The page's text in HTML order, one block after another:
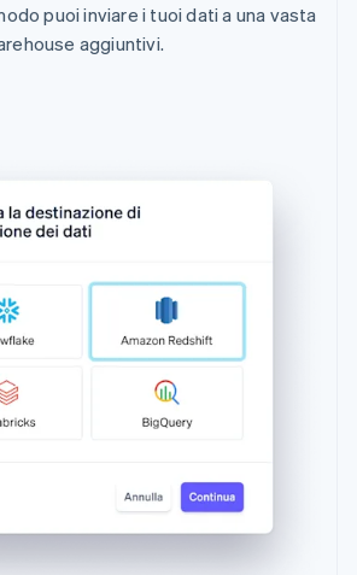
puoi inviare i tuoi dati a una vasta
aggiuntivi.